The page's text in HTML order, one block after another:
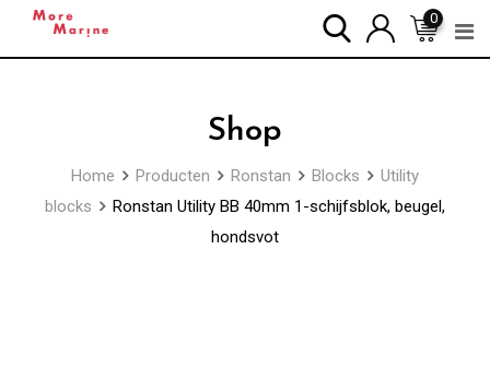
0
Shop
Home Producten Ronstan Blocks
Utility
blocks
Ronstan Utility BB 40mm 1-schijfsblok, beugel,
hondsvot